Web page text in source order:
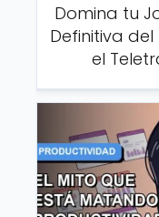
Domina tu
Definitiva
el